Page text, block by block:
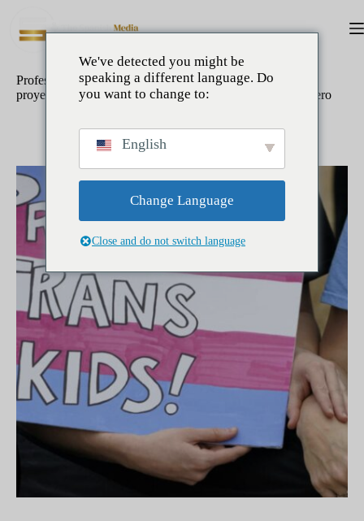
contenido
Profesionales médicos de Virginia Occidental condenan el
proyecto de ley que prohíbe la atención a jóvenes transgénero
febrero 27, 2024 Internacional
We've detected you might be
speaking a different language. Do
you want to change to:
English
Change Language
Close and do not switch language